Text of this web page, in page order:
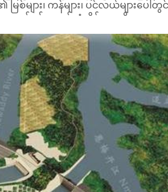
ြီး တစ်လယွမ်၁၂၀၀နဲ့ငှားထားတယ်။
ြီး တစ်လယွမ်၁၅၀၀လောက်သာကုန်ကျ
၅၀၀မှ၇၅၀၀အထိရရှိပြီး စားစရိတ်၊
ြည်မိသားစုဆီ ယွမ်၄၀၀၀၊ ကျပ်ငွေခြောက်
။ မြန်မာပြည်မှာဆို ဒီလိုတည်ငြိမ်
ရရှိနိုင်မှာမဟုတ်ပါဘူး။
ရုတ်လုပ်ဖော်တွေက “မြန်မာပြည်
ြိုးမှုဘယ်လိုရှိလဲ” လို့မေးကြတယ်။
းကန်၊ ရွှေဒဂုံ၊ ကျေးရွာလယ်ကွင်း
က်ရှိရရှိနေတဲ့ဖွံ့ဖြိုးရေးအကူအညီတွေ
တို့ဓာတ်ပုံတွေကြည့်ပြီး မြန်မာပြည်ရဲ့
တစ်ရက်ကျရင် ငါတို့လည်းမြန်မာပြည်
းရေးကိုပါဝင်ကူညီချင်တယ်” လို့ပြောကြ
န်ကြိုဆိုပေမယ့် မြန်မာတစ်နိုင်ငံလုံးဖွံ့ဖြို
းမှုလေထုကို ပေါင်းစပ်ထားသည်။
င်တန်းများနှင့် မြစ်များဖြင့်
ည်ရင်းနှီးသောဆက်ဆံရေးကို ထိန်းသိမ်း
တရုတ်နိုင်ငံ၏ ဖွံ့ဖြိုးတိုးတက်မှုသည်
ဆောက်အအုံများသာမက လူများ၏
ကို ဂရုတစိုက်ဂရုစိုက်ခြင်းနှင့် လူသားဆန်
ကူပြုကြောင်း ကျွန်ုပ်သဘောပေါက်
းတိုးတက်မှုပုံစံသည် လက်တွေ့ကျပြီး လူ
င့်မြင့်ဆောက်လုပ်ရေးနှင့် ဝန်ဆောင်မှု
မြန်မာနိုင်ငံမှာ သင်ယူထိုက်ပါသည်။
းများကို ပြသရုံသာမက
ကျယ်ပြန့်စေခဲ့သည်။ ကျွန်တော်မြင်
တမ်းတင်ပြီး မြန်မာနိုင်ငံက ကျွန်
သွားပါမယ်။ အနာဂတ်မှာ နှစ်နိုင်ငံ
များ၊ ကန်များ၊ ပင်လယ်များပေါ်တွ
လျှပ်စစ်အမှတ်တံဆိပ်များကို
နိုင်ငံ၏ ရေအားလျှပ်စစ်စီမံကိန်း
ပိုင်အားကိုးခြင်း၊ အခက်အခဲများကို
မိုင်းဖြစ်ပြီး စိမ်းလန်းသော ဖွံ့ဖြိုးမှု၊
ြုသည့် စွန့်လွှတ်မှုသမိုင်းလည်းဖြစ်ကာ
ာက်အအုံ စီမံကိန်းများ ကမ္ဘာ့ထိပ်ဆုံး
ငံကို ကာကွယ်ရာတွင် အဓိကအခန်းကဏ္ဍ
င်းသော နိုင်ငံ၏ သမိုင်းလည်းဖြစ်သည်။
များအပြီး တရုတ်နိုင်ငံ၏ ရေအားလျှပ်စစ်
ခြင်းမှ ကမ္ဘာ့ထိပ်ဆုံးသို့ ရောက်ရှိလာခဲ့
က်မှုလုပ်ငန်းများ အားနည်းခြင်း၊
း လုံးဝမရှိခြင်းတို့ကြောင့် အလွန်သေး